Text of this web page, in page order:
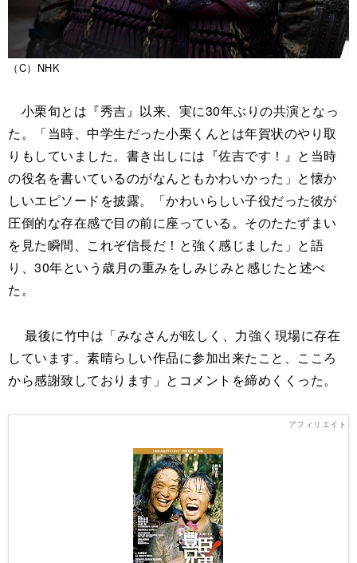
（C）NHK
小栗旬とは『秀吉』以来、実に30年ぶりの共演となっ
た。「当時、中学生だった小栗くんとは年賀状のやり取
りもしていました。書き出しには『佐吉です！』と当時
の役名を書いているのがなんともかわいかった」と懐か
しいエピソードを披露。「かわいらしい子役だった彼が
圧倒的な存在感で目の前に座っている。そのたたずまい
を見た瞬間、これぞ信長だ！と強く感じました」と語
り、30年という歳月の重みをしみじみと感じたと述べ
た。
最後に竹中は「みなさんが眩しく、力強く現場に存在
しています。素晴らしい作品に参加出来たこと、こころ
から感謝致しております」とコメントを締めくくった。